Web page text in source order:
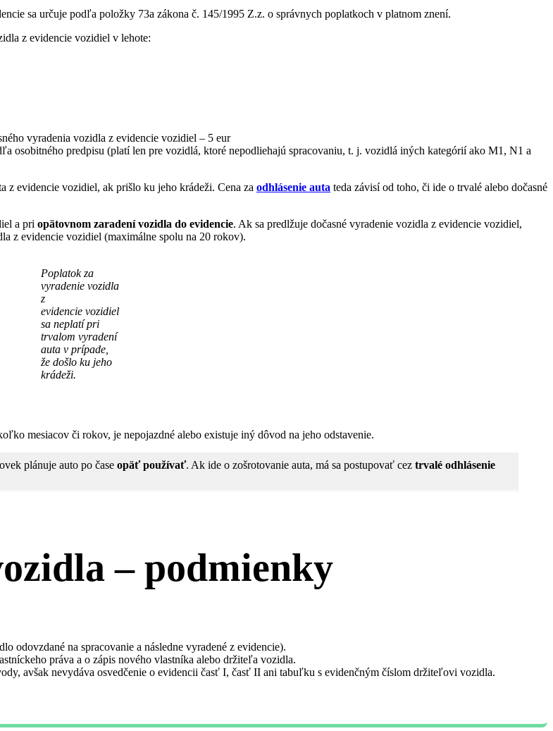
sa určuje podľa položky 73a zákona č. 145/1995 Z.z. o správnych poplatkoch v platnom znení.
z evidencie vozidiel v lehote:
vyradenia vozidla z evidencie vozidiel – 5 eur
osobitného predpisu (platí len pre vozidlá, ktoré nepodliehajú spracovaniu, t. j. vozidlá iných kategórií ako M1, N1 a
z evidencie vozidiel, ak prišlo ku jeho krádeži. Cena za odhlásenie auta teda závisí od toho, či ide o trvalé alebo dočasné
a pri opätovnom zaradení vozidla do evidencie. Ak sa predlžuje dočasné vyradenie vozidla z evidencie vozidiel,
z evidencie vozidiel (maximálne spolu na 20 rokov).
Poplatok za
vyradenie vozidla
z
evidencie vozidiel
sa neplatí pri
trvalom vyradení
auta v prípade,
že došlo ku jeho
krádeži.
mesiacov či rokov, je nepojazdné alebo existuje iný dôvod na jeho odstavenie.
plánuje auto po čase opäť používať. Ak ide o zošrotovanie auta, má sa postupovať cez trvalé odhlásenie
– podmienky
odovzdané na spracovanie a následne vyradené z evidencie).
práva a o zápis nového vlastníka alebo držiteľa vozidla.
avšak nevydáva osvedčenie o evidencii časť I, časť II ani tabuľku s evidenčným číslom držiteľovi vozidla.